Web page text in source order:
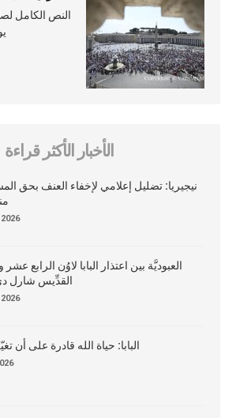
النص الكامل
الأخبار الأكثر قراءة
نيجيريا: تضليل إعلامي لإخفاء العنف بحق
العبوديَّة بين اعتذار البابا لاوُن الرابع
القدِّيس شارل
البابا: حياة الله قادرة على أن